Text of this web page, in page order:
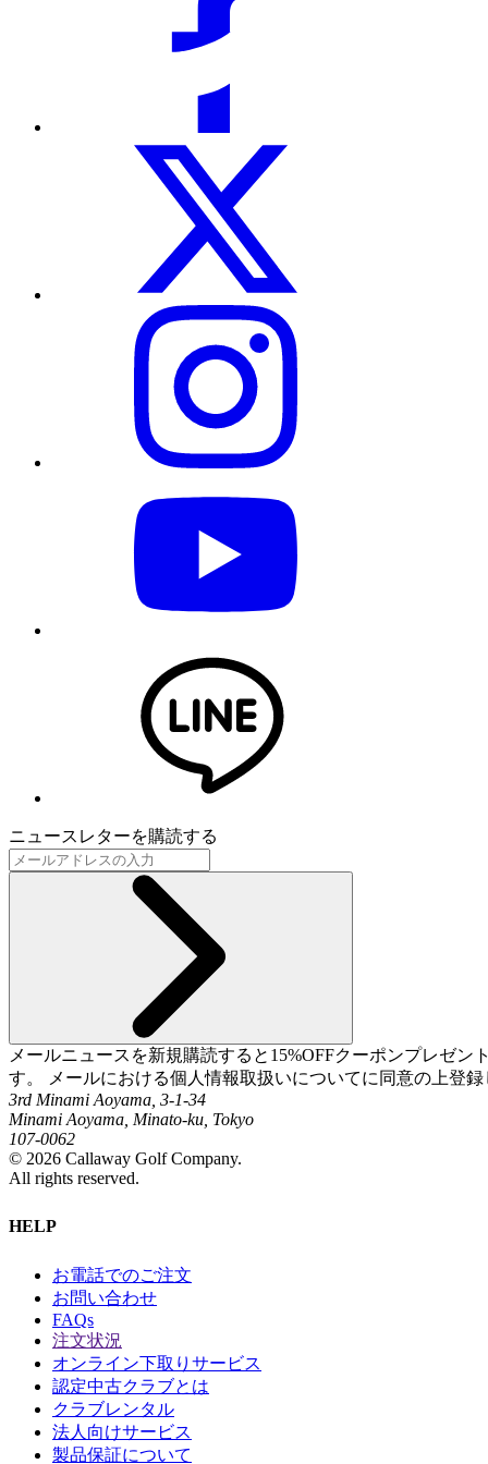
ニュースレターを購読する
メールニュースを新規購読すると15%OFFクーポンプレゼ
す。 メールにおける個人情報取扱いについてに同意の上登
3rd Minami Aoyama, 3-1-34
Minami Aoyama, Minato-ku, Tokyo
107-0062
© 2026 Callaway Golf Company.
All rights reserved.
HELP
お電話でのご注文
お問い合わせ
FAQs
注文状況
オンライン下取りサービス
認定中古クラブとは
クラブレンタル
法人向けサービス
製品保証について